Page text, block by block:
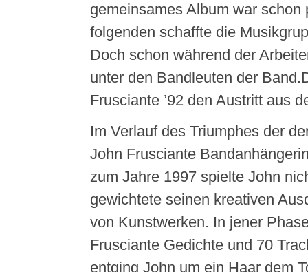
gemeinsames Album war schon
folgenden schaffte die
Doch schon während der
unter den Bandleuten der
Frusciante ’92 den Austritt aus
Im Verlauf des Triumphes der
John Frusciante
zum Jahre 1997 spielte John
gewichtete seinen kreativen
von Kunstwerken. In jener
Frusciante Gedichte und 70
entging John um ein Haar dem